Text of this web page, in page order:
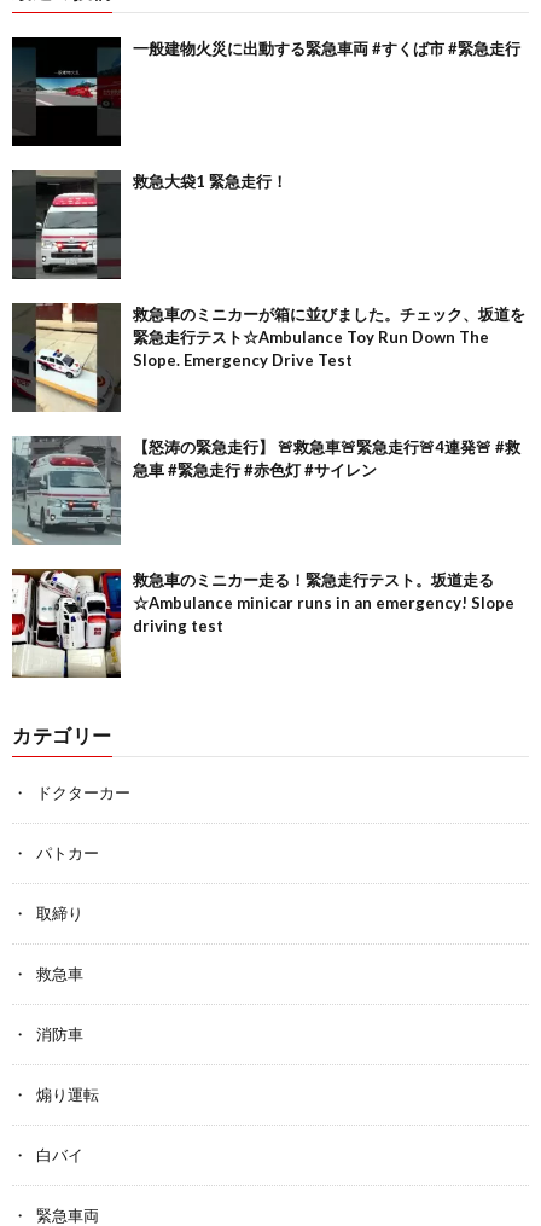
一般建物火災に出動する緊急車両 #すくば市 #緊急走行
救急大袋1 緊急走行！
救急車のミニカーが箱に並びました。チェック、坂道を
緊急走行テスト☆Ambulance Toy Run Down The
Slope. Emergency Drive Test
【怒涛の緊急走行】 🚨救急車🚨緊急走行🚨4連発🚨 #救
急車 #緊急走行 #赤色灯 #サイレン
救急車のミニカー走る！緊急走行テスト。坂道走る
☆Ambulance minicar runs in an emergency! Slope
driving test
カテゴリー
ドクターカー
パトカー
取締り
救急車
消防車
煽り運転
白バイ
緊急車両